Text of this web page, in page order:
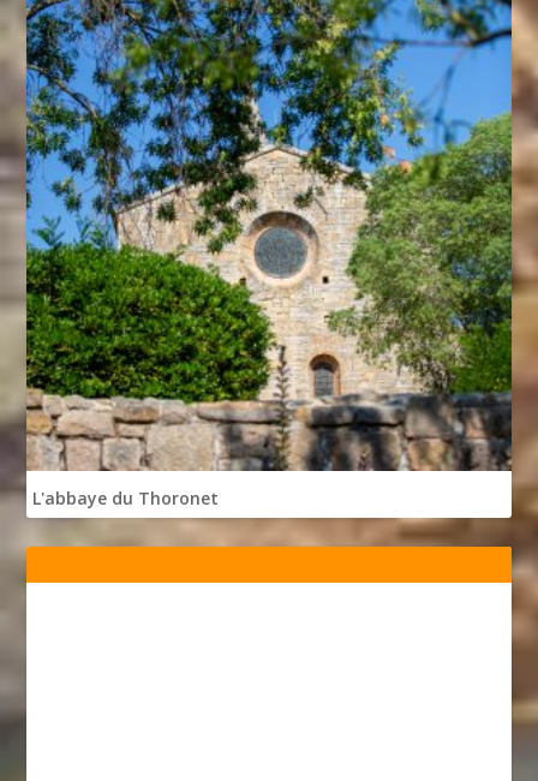
L'abbaye du Thoronet